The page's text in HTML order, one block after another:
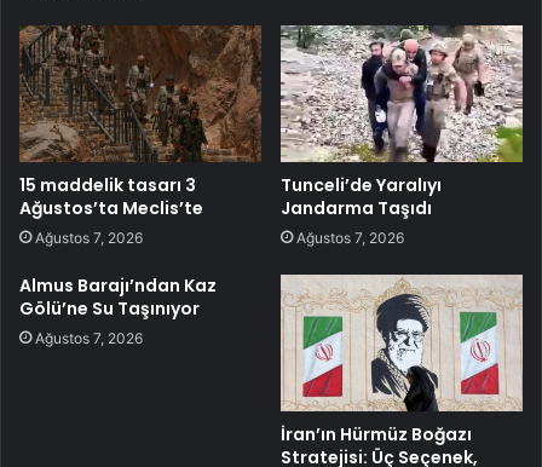
15 maddelik tasarı 3
Ağustos’ta Meclis’te
Ağustos 7, 2026
Tunceli’de Yaralıyı
Jandarma Taşıdı
Ağustos 7, 2026
Almus Barajı’ndan Kaz
Gölü’ne Su Taşınıyor
Ağustos 7, 2026
İran’ın Hürmüz Boğazı
Stratejisi: Üç Seçenek,